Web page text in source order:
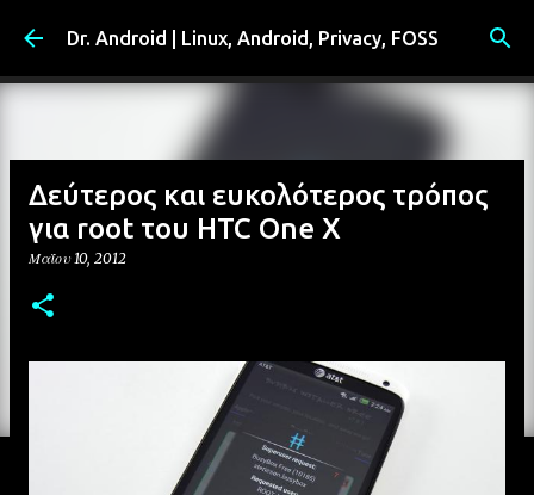
Μετάβαση στο κύριο περιεχόμενο
Dr. Android | Linux, Android, Privacy, FOSS
Δεύτερος και ευκολότερος τρόπος
για root του HTC One X
Μαΐου 10, 2012